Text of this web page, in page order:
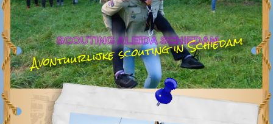
SCOUTING ALEIDA SCHIEDAM
Avontuurlijke scouting in Schiedam